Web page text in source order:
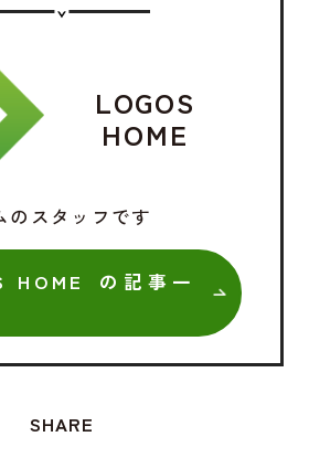
LOGOS
HOME
のスタッフです
HOME の記事一
SHARE